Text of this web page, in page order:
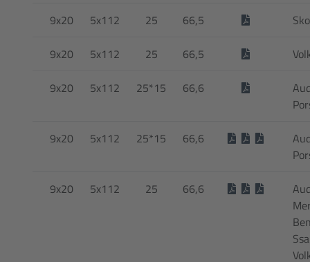
9x20 5x112 25 66,5
9x20 5x112 25 66,5
9x20 5x112 25*15 66,6
9x20 5x112 25*15 66,6
9x20 5x112 25 66,6